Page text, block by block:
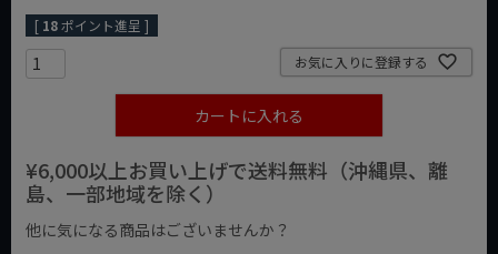
[ 18ポイント進呈 ]
お気に入りに登録する
カートに入れる
¥6,000以上お買い上げで送料無料（沖縄県、離
島、一部地域を除く）
他に気になる商品はございませんか？